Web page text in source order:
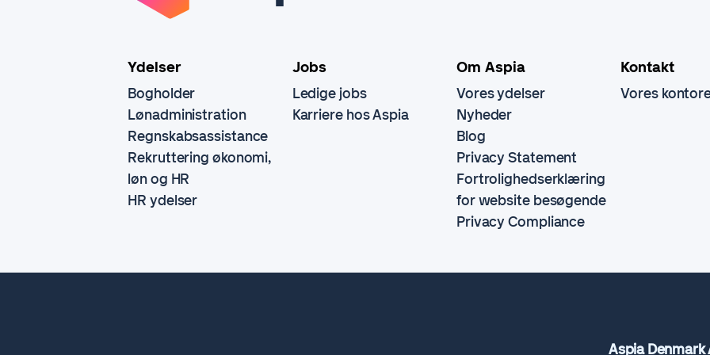
Ydelser
Bogholder
Lønadministration
Regnskabsassistance
Rekruttering økonomi,
løn og HR
HR ydelser
Jobs
Ledige jobs
Karriere hos Aspia
Om Aspia
Vores ydelser
Nyheder
Blog
Privacy Statement
Fortrolighedserklæring
for website besøgende
Privacy Compliance
Kontakt
Vores
Aspia Denmark